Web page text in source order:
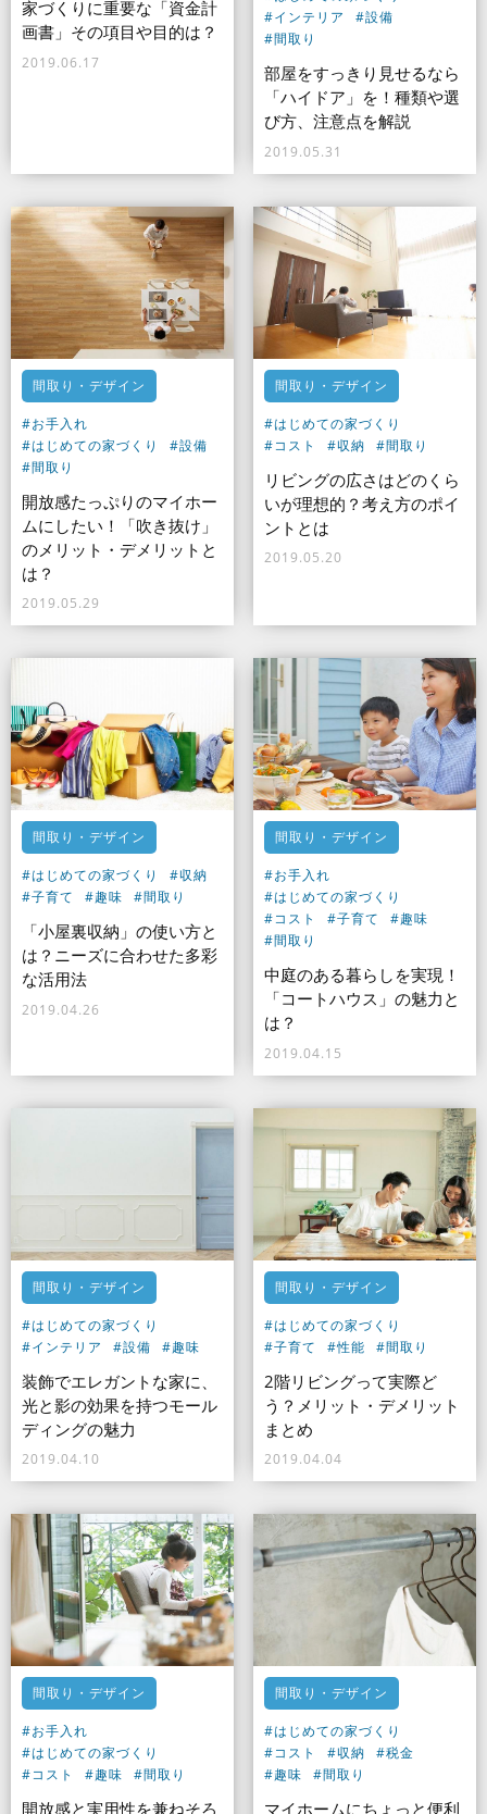
家づくりに重要な「資金計
画書」その項目や目的は？
2019.06.17
#インテリア
#設備
#間取り
部屋をすっきり見せるなら
「ハイドア」を！種類や選
び方、注意点を解説
2019.05.31
間取り・デザイン
#お手入れ
#はじめての家づくり
#設備
#間取り
開放感たっぷりのマイホー
ムにしたい！「吹き抜け」
のメリット・デメリットと
は？
2019.05.29
間取り・デザイン
#はじめての家づくり
#コスト
#収納 #間取り
リビングの広さはどのくら
いが理想的？考え方のポイ
ントとは
2019.05.20
間取り・デザイン
#はじめての家づくり
#収納
#子育て
#趣味 #間取り
「小屋裏収納」の使い方と
は？ニーズに合わせた多彩
な活用法
2019.04.26
間取り・デザイン
#お手入れ
#はじめての家づくり
#コスト
#子育て
#趣味
#間取り
中庭のある暮らしを実現！
「コートハウス」の魅力と
は？
2019.04.15
間取り・デザイン
#はじめての家づくり
#インテリア
#設備 #趣味
装飾でエレガントな家に、
光と影の効果を持つモール
ディングの魅力
2019.04.10
間取り・デザイン
#はじめての家づくり
#子育て
#性能 #間取り
2階リビングって実際ど
う？メリット・デメリット
まとめ
2019.04.04
間取り・デザイン
#お手入れ
#はじめての家づくり
#コスト
#趣味 #間取り
開放感と実用性を兼ねそろ
間取り・デザイン
#はじめての家づくり
#コスト
#収納
#税金
#趣味
#間取り
マイホームにちょっと便利